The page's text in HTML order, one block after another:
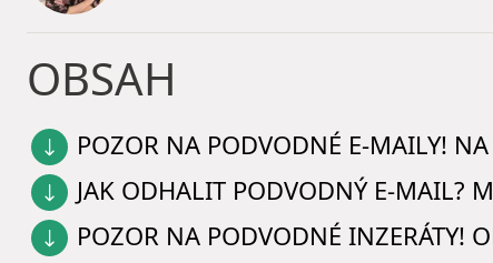
OBSAH
POZOR NA PODVODNÉ E-MAILY!
JAK ODHALIT PODVODNÝ E-MAIL?
POZOR NA PODVODNÉ INZERÁTY!